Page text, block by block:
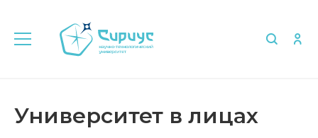
Университет в лицах